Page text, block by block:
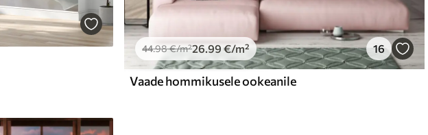
44.98€/m²26.99 €/m² 16
Vaade hommikusele ookeanile